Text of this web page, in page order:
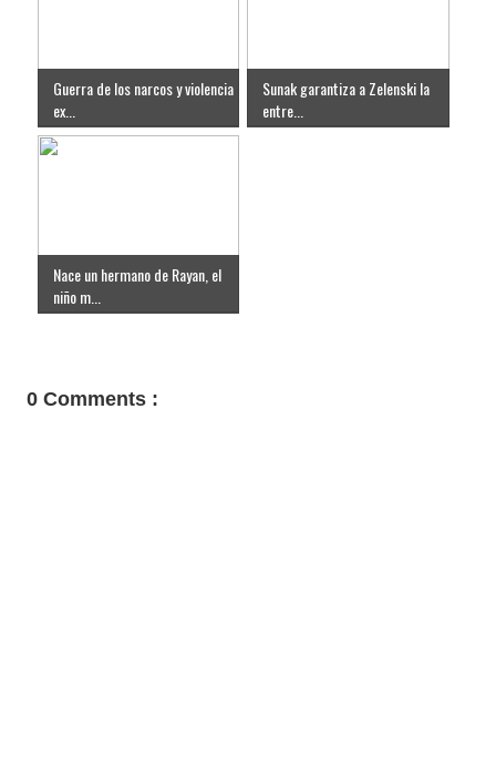
Guerra de los narcos y violencia
ex...
Sunak garantiza a Zelenski la
entre...
Nace un hermano de Rayan, el
niño m...
0 Comments :